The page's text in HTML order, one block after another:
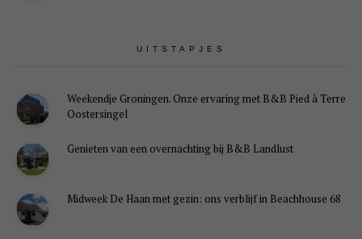
UITSTAPJES
Weekendje Groningen. Onze ervaring met B&B Pied à Terre
Oostersingel
Genieten van een overnachting bij B&B Landlust
Midweek De Haan met gezin: ons verblijf in Beachhouse 68